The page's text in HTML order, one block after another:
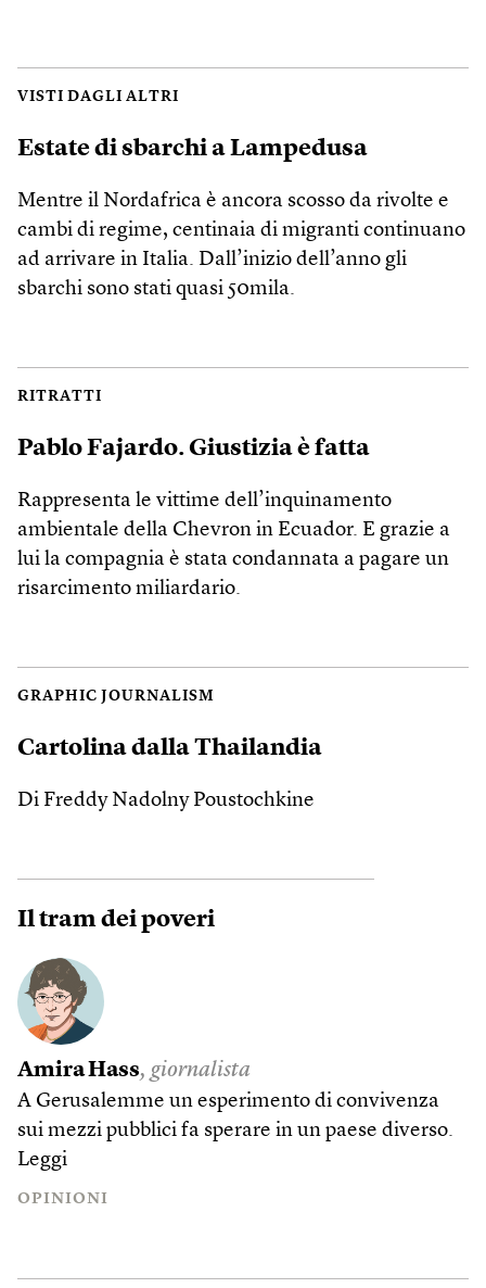
VISTI DAGLI ALTRI
Estate di sbarchi a Lampedusa
Mentre il Nordafrica è ancora scosso da rivolte e
cambi di regime, centinaia di migranti continuano
ad arrivare in Italia. Dall’inizio dell’anno gli
sbarchi sono stati quasi 50mila.
RITRATTI
Pablo Fajardo. Giustizia è fatta
Rappresenta le vittime dell’inquinamento
ambientale della Chevron in Ecuador. E grazie a
lui la compagnia è stata condannata a pagare un
risarcimento miliardario.
GRAPHIC JOURNALISM
Cartolina dalla Thailandia
Di Freddy Nadolny Poustochkine
Il tram dei poveri
Amira Hass, giornalista
A Gerusalemme un esperimento di convivenza
sui mezzi pubblici fa sperare in un paese diverso.
Leggi
OPINIONI